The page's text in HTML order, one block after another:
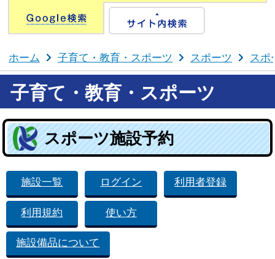
Google検索
ホーム 子育て・教育・スポーツ スポーツ スポ
子育て・教育・スポーツ
スポーツ施設予約
施設一覧 ログイン 利用者登録
利用規約 使い方
施設備品について